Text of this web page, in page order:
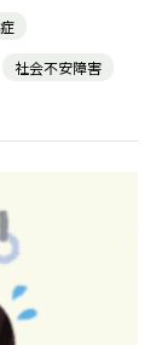
社会不安障害